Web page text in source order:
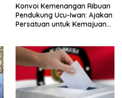
Konvoi Kemenangan Ribuan
Pendukung Ucu-Iwan: Ajakan
Persatuan untuk Kemajuan